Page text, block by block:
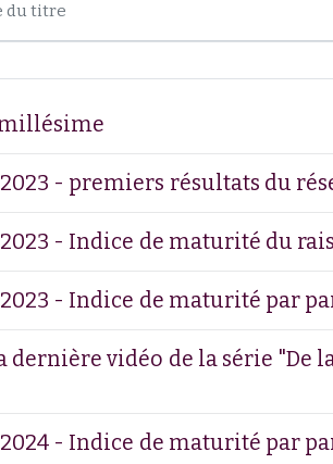
- premiers résultats du
- Indice de maturité du
- Indice de maturité par
dernière vidéo de la série "De
- Indice de maturité par